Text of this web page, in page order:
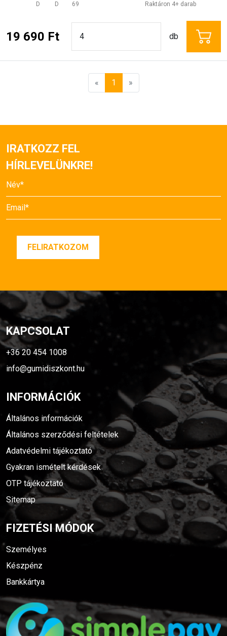
D D 69 Raktáron 4+ darab
19 690 Ft db
« 1 »
IRATKOZZ FEL
HÍRLEVELÜNKRE!
KAPCSOLAT
+36 20 454 1008
info@gumidiszkont.hu
INFORMÁCIÓK
Általános információk
Általános szerződési feltételek
Adatvédelmi tájékoztató
Gyakran ismételt kérdések
OTP tájékoztató
Sitemap
FIZETÉSI MÓDOK
Személyes
Készpénz
Bankkártya